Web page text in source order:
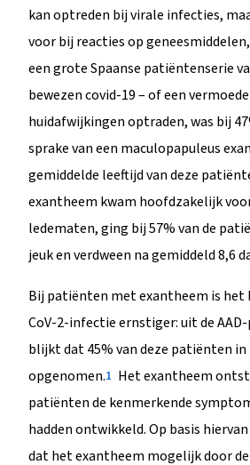
kan optreden bij virale infecties,
voor bij reacties op
een grote Spaanse patiëntenserie
bewezen covid-19 – of een
huidafwijkingen optraden, was bij
sprake van een maculopapuleus
gemiddelde leeftijd van deze
exantheem kwam hoofdzakelijk
ledematen, ging bij 57% van de
jeuk en verdween na gemiddeld 8,6
Bij patiënten met exantheem is het
CoV-2-infectie ernstiger: uit de
blijkt dat 45% van deze patiënten
opgenomen.1 Het exantheem
patiënten de kenmerkende
hadden ontwikkeld. Op basis
dat het exantheem mogelijk door